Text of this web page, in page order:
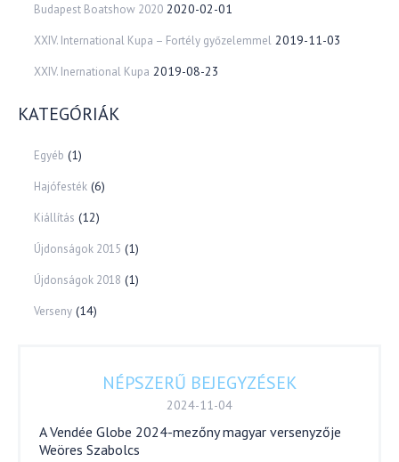
Budapest Boatshow 2020 2020-02-01
XXIV. International Kupa – Fortély győzelemmel 2019-11-03
XXIV. Inernational Kupa 2019-08-23
KATEGÓRIÁK
Egyéb (1)
Hajófesték (6)
Kiállítás (12)
Újdonságok 2015 (1)
Újdonságok 2018 (1)
Verseny (14)
NÉPSZERŰ BEJEGYZÉSEK
2024-11-04
A Vendée Globe 2024-mezőny magyar versenyzője
Weöres Szabolcs